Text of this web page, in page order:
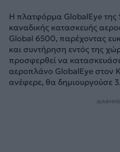
Η πλατφόρμα GlobalEye της
καναδικής κατασκευής
Global 6500, παρέχοντας
και συντήρηση εντός της
προσφερθεί να
αεροπλάνο GlobalEye στον
ανέφερε, θα δημιουργούσε